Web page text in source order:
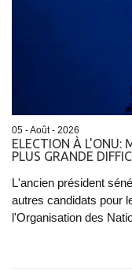
05 - Août - 2026
ELECTION À L'ONU:
PLUS GRANDE
L'ancien président
autres candidats pour
l'Organisation des